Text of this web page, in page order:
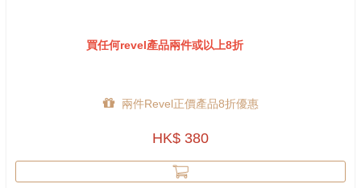
買任何revel產品兩件或以上8折
兩件Revel正價產品8折優惠
HK$ 380